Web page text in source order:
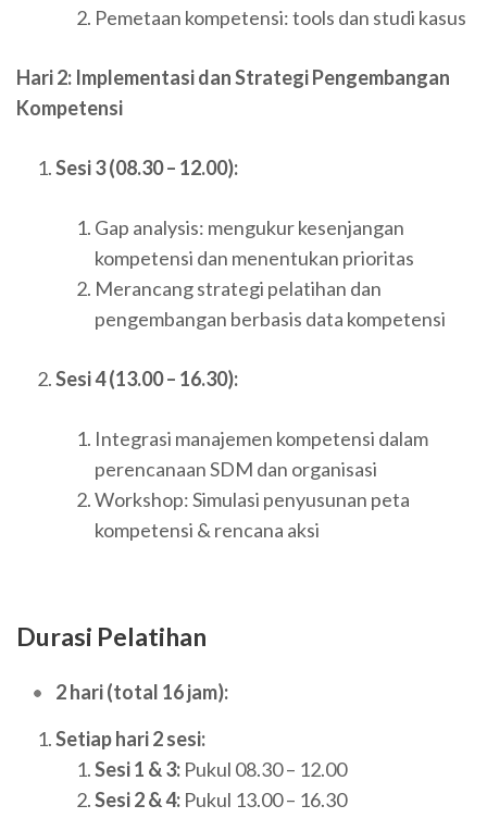
Pemetaan kompetensi: tools dan studi kasus
Hari 2: Implementasi dan Strategi Pengembangan
Kompetensi
Sesi 3 (08.30 – 12.00):
Gap analysis: mengukur kesenjangan
kompetensi dan menentukan prioritas
Merancang strategi pelatihan dan
pengembangan berbasis data kompetensi
Sesi 4 (13.00 – 16.30):
Integrasi manajemen kompetensi dalam
perencanaan SDM dan organisasi
Workshop: Simulasi penyusunan peta
kompetensi & rencana aksi
Durasi Pelatihan
2 hari (total 16 jam):
Setiap hari 2 sesi:
Sesi 1 & 3: Pukul 08.30 – 12.00
Sesi 2 & 4: Pukul 13.00 – 16.30